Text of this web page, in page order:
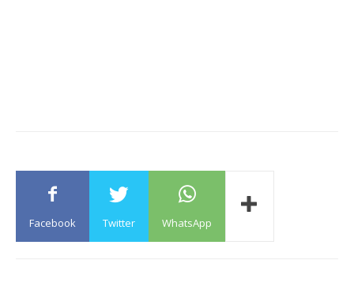
Facebook Twitter WhatsApp